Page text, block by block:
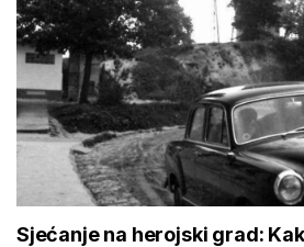
Sjećanje na herojski grad: